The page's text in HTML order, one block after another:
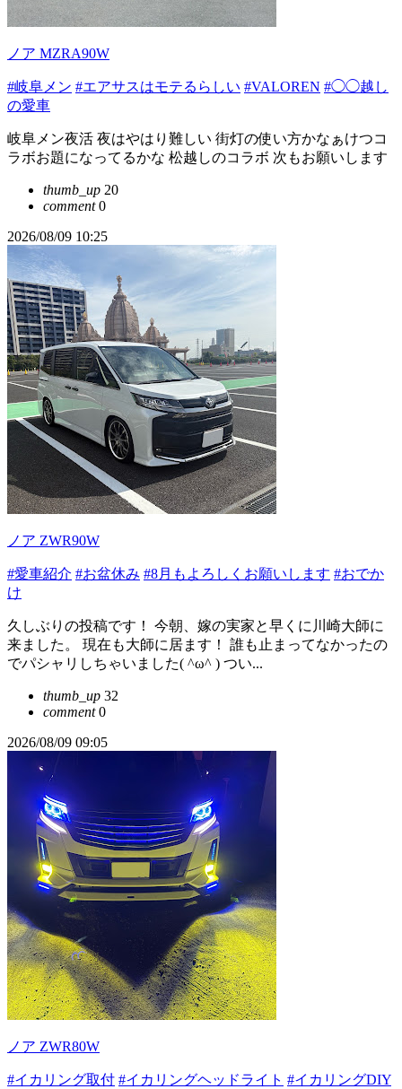
ノア MZRA90W
#岐阜メン #エアサスはモテるらしい #VALOREN #◯◯越し
の愛車
岐阜メン夜活 夜はやはり難しい 街灯の使い方かなぁけつコ
ラボお題になってるかな 松越しのコラボ 次もお願いします
thumb_up 20
comment0
2026/08/09 10:25
ノア ZWR90W
#愛車紹介 #お盆休み #8月もよろしくお願いします #おでか
け
久しぶりの投稿です！ 今朝、嫁の実家と早くに川崎大師に
来ました。 現在も大師に居ます！ 誰も止まってなかったの
でパシャリしちゃいました( ^ω^ ) つい...
thumb_up 32
comment0
2026/08/09 09:05
ノア ZWR80W
#イカリング取付 #イカリングヘッドライト #イカリングDIY